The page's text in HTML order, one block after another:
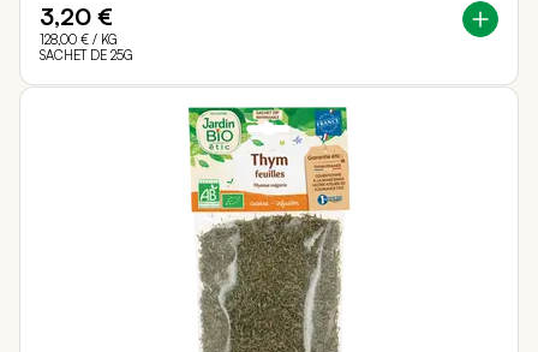
3,20 €
128,00 € / KG
SACHET DE 25G